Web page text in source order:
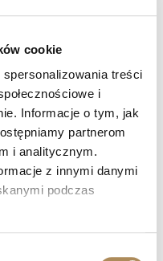
cookie
treści
i
Informacje o tym, jak
partnerom
i analitycznym.
z innymi danymi
podczas
zamówienie lub
przedmiotu?
LUXOS Arts są
certyfikat